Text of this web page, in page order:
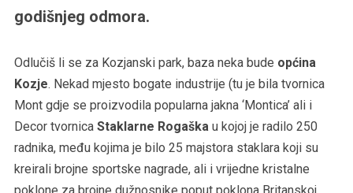
godišnjeg odmora.
Odlučiš li se za Kozjanski park, baza neka bude općina
Kozje. Nekad mjesto bogate industrije (tu je bila tvornica
Mont gdje se proizvodila popularna jakna ‘Montica’ ali i
Decor tvornica Staklarne Rogaškau kojoj je radilo 250
radnika, među kojima je bilo 25 majstora staklara koji su
kreirali brojne sportske nagrade, ali i vrijedne kristalne